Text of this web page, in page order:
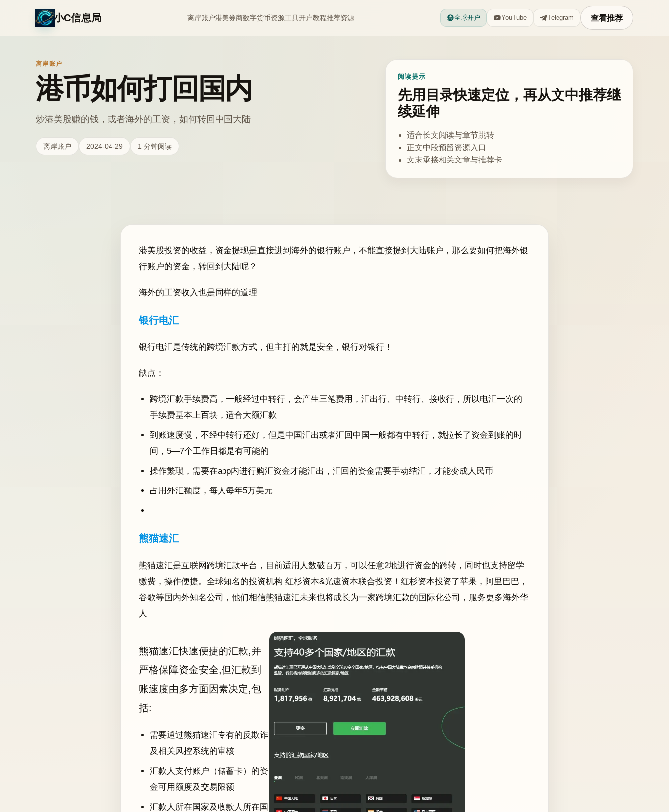
小C信息局 离岸账户港美券商数字货币资源工具开户教程推荐资源 全球开户 YouTube Telegram 查看推荐
离岸账户
港币如何打回国内
炒港美股赚的钱，或者海外的工资，如何转回中国大陆
离岸账户 2024-04-29 1 分钟阅读
阅读提示
先用目录快速定位，再从文中推荐继
续延伸
适合长文阅读与章节跳转
正文中段预留资源入口
文末承接相关文章与推荐卡
港美股投资的收益，资金提现是直接进到海外的银行账户，不能直接提到大陆账户，那么要如何把海外银
行账户的资金，转回到大陆呢？
海外的工资收入也是同样的道理
银行电汇
银行电汇是传统的跨境汇款方式，但主打的就是安全，银行对银行！
缺点：
跨境汇款手续费高，一般经过中转行，会产生三笔费用，汇出行、中转行、接收行，所以电汇一次的
手续费基本上百块，适合大额汇款
到账速度慢，不经中转行还好，但是中国汇出或者汇回中国一般都有中转行，就拉长了资金到账的时
间，5—7个工作日都是有可能的
操作繁琐，需要在app内进行购汇资金才能汇出，汇回的资金需要手动结汇，才能变成人民币
占用外汇额度，每人每年5万美元
熊猫速汇
熊猫速汇是互联网跨境汇款平台，目前适用人数破百万，可以任意2地进行资金的跨转，同时也支持留学
缴费，操作便捷。全球知名的投资机构 红杉资本&光速资本联合投资！红杉资本投资了苹果，阿里巴巴，
谷歌等国内外知名公司，他们相信熊猫速汇未来也将成长为一家跨境汇款的国际化公司，服务更多海外华
人
熊猫速汇快速便捷的汇款,并
严格保障资金安全,但汇款到
账速度由多方面因素决定,包
括:
需要通过熊猫速汇专有的反欺诈
及相关风控系统的审核
汇款人支付账户（储蓄卡）的资
金可用额度及交易限额
汇款人所在国家及收款人所在国